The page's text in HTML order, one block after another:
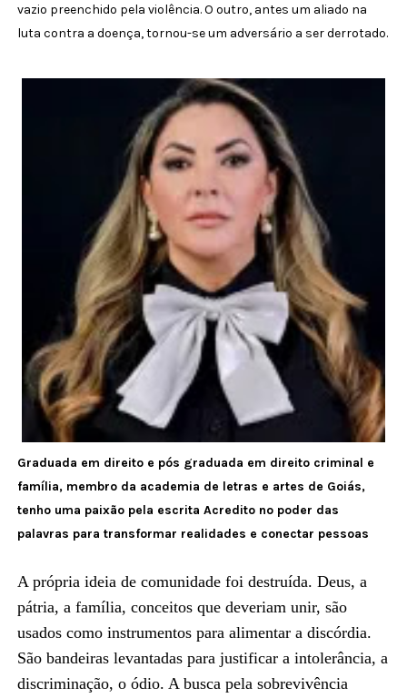
vazio preenchido pela violência. O outro, antes um aliado na
luta contra a doença, tornou-se um adversário a ser derrotado.
Graduada em direito e pós graduada em direito criminal e
família, membro da academia de letras e artes de Goiás,
tenho uma paixão pela escrita Acredito no poder das
palavras para transformar realidades e conectar pessoas
A própria ideia de comunidade foi destruída. Deus, a
pátria, a família, conceitos que deveriam unir, são
usados como instrumentos para alimentar a discórdia.
São bandeiras levantadas para justificar a intolerância, a
discriminação, o ódio. A busca pela sobrevivência